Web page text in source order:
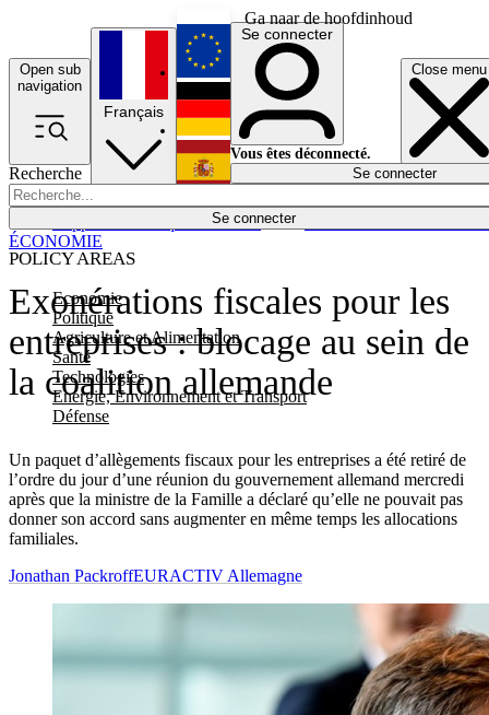
Ga naar de hoofdinhoud
Open sub
navigation
Close menu
Recherche
Se connecter
POLICY AREAS
Economie
Politique
Agriculture et Alimentation
Santé
Technologies
Energie, Environnement et Transport
Défense
Économie
Français
English
Deutsch
Español
Se connecter
Vous êtes déconnecté.
Se connecter
Exonérations fiscales pour les
entreprises : blocage au sein de
la coalition allemande
Un paquet d’allègements fiscaux pour les entreprises a été retiré de
l’ordre du jour d’une réunion du gouvernement allemand mercredi
après que la ministre de la Famille a déclaré qu’elle ne pouvait pas
donner son accord sans augmenter en même temps les allocations
familiales.
ÉCONOMIE
Jonathan PackroffEURACTIV Allemagne